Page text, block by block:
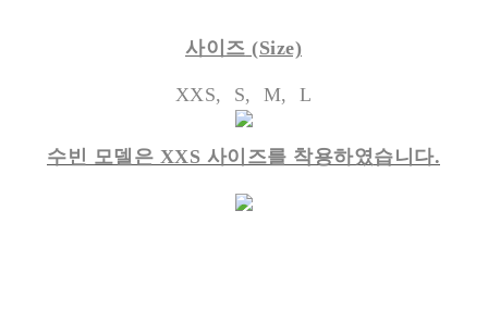
사이즈 (Size)
XXS, S, M, L
수빈 모델은 XXS 사이즈를 착용하였습니다.